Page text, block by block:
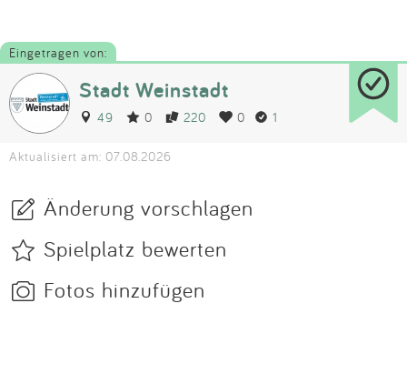
Eingetragen von:
Stadt Weinstadt
49 0 220 0 1
Aktualisiert am: 07.08.2026
Änderung vorschlagen
Spielplatz bewerten
Fotos hinzufügen